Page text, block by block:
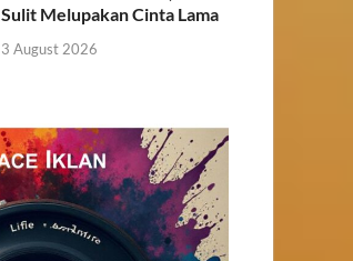
Sulit Melupakan Cinta Lama
3 August 2026